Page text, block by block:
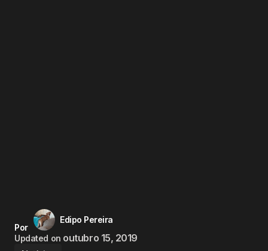
Por
Edipo Pereira
Updated on outubro 15, 2019